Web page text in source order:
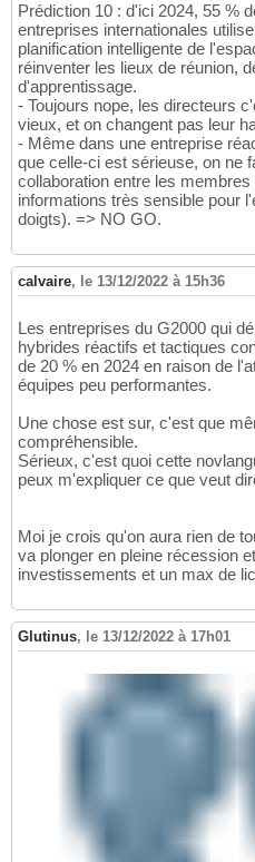
Prédiction 10 : d'ici 2024, 55 %
entreprises internationales
planification intelligente de
réinventer les lieux de réunion,
d'apprentissage.
- Toujours nope, les directeurs
vieux, et on changent pas leur
- Même dans une entreprise
que celle-ci est sérieuse, on ne
collaboration entre les
informations très sensible pour
doigts). => NO GO.
calvaire, le 13/12/2022 à 15h36
Les entreprises du G2000 qui
hybrides réactifs et tactiques
de 20 % en 2024 en raison de
équipes peu performantes.
Une chose est sur, c'est que
compréhensible.
Sérieux, c'est quoi cette
peux m'expliquer ce que veut
Moi je crois qu'on aura rien de
va plonger en pleine récession
investissements et un max de
Glutinus, le 13/12/2022 à 17h01